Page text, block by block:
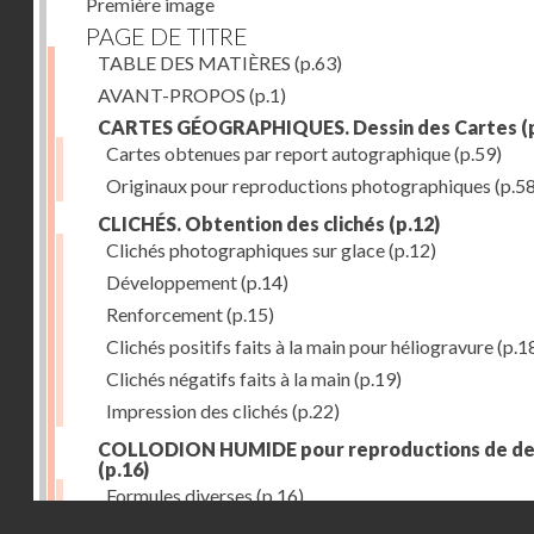
PAGE DE TITRE
TABLE DES MATIÈRES (p.63)
AVANT-PROPOS (p.1)
CARTES GÉOGRAPHIQUES. Dessin des Cartes
Cartes obtenues par report autographique(p.59)
Originaux pour reproductions photographiques
CLICHÉS. Obtention des clichés (p.12)
Clichés photographiques sur glace(p.12)
Développement(p.14)
Renforcement(p.15)
Clichés positifs faits à la main pour héliogravure
Clichés négatifs faits à la main(p.19)
Impression des clichés (p.22)
COLLODION HUMIDE pour reproductions de
(p.16)
Formules diverses (p.16)